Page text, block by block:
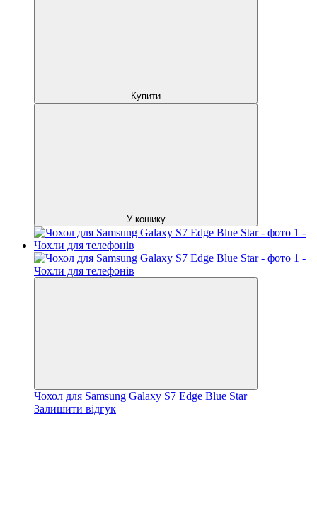
Купити
У кошику
Чохол для Samsung Galaxy S7 Edge Blue Star
Залишити відгук